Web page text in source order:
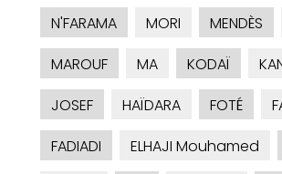
N'FARAMA
MORI MENDÈS
MAROUF
MA KODAÏ
JOSEF
HAÏDARA FOTÉ
FADIADI
ELHAJI Mouhamed